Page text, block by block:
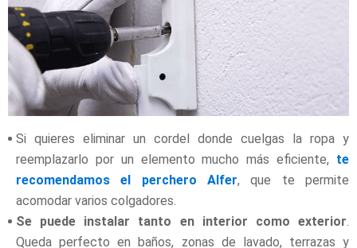
Si quieres eliminar un cordel donde cuelgas la ropa y
reemplazarlo por un elemento mucho más eficiente, te
recomendamos el perchero Alfer, que te permite
acomodar varios colgadores.
Se puede instalar tanto en interior como exterior
Queda perfecto en baños, zonas de lavado, terrazas y